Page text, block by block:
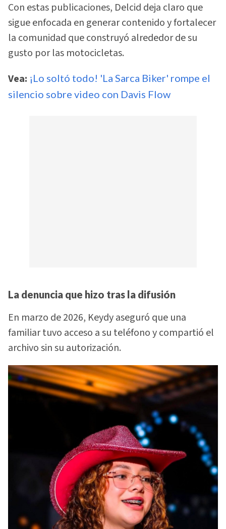
Con estas publicaciones, Delcid deja claro que
sigue enfocada en generar contenido y fortalecer
la comunidad que construyó alrededor de su
gusto por las motocicletas.
Vea: ¡Lo soltó todo! 'La Sarca Biker' rompe el
silencio sobre video con Davis Flow
La denuncia que hizo tras la difusión
En marzo de 2026, Keydy aseguró que una
familiar tuvo acceso a su teléfono y compartió el
archivo sin su autorización.